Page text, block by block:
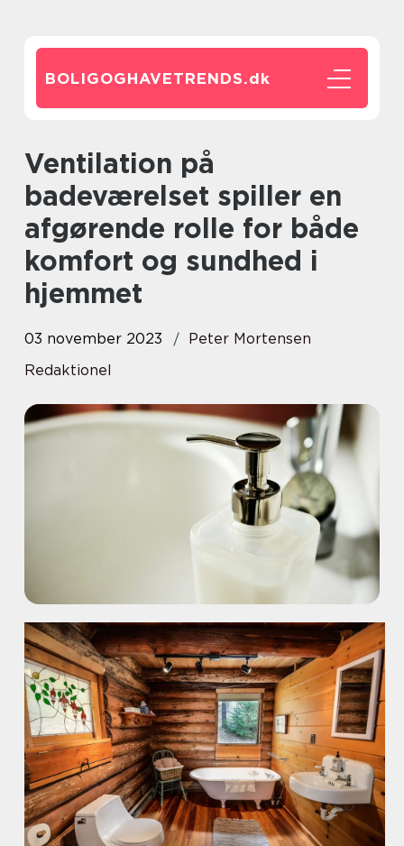
BOLIGOGHAVETRENDS.dk
Ventilation på
badeværelset spiller en
afgørende rolle for både
komfort og sundhed i
hjemmet
03 november 2023
Peter Mortensen
Redaktionel